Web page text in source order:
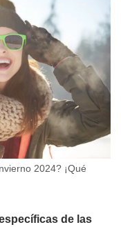
2024? ¡Qué
de las